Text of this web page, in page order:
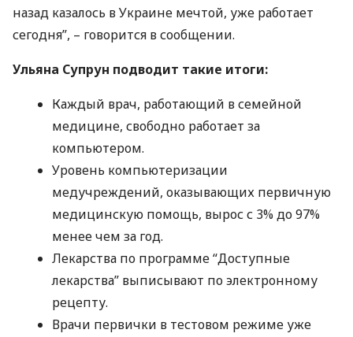
назад казалось в Украине мечтой, уже работает
сегодня”, – говорится в сообщении.
Ульяна Супрун подводит такие итоги:
Каждый врач, работающий в семейной
медицине, свободно работает за
компьютером.
Уровень компьютеризации
медучреждений, оказывающих первичную
медицинскую помощь, вырос с 3% до 97%
менее чем за год.
Лекарства по программе “Доступные
лекарства” выписывают по электронному
рецепту.
Врачи первички в тестовом режиме уже